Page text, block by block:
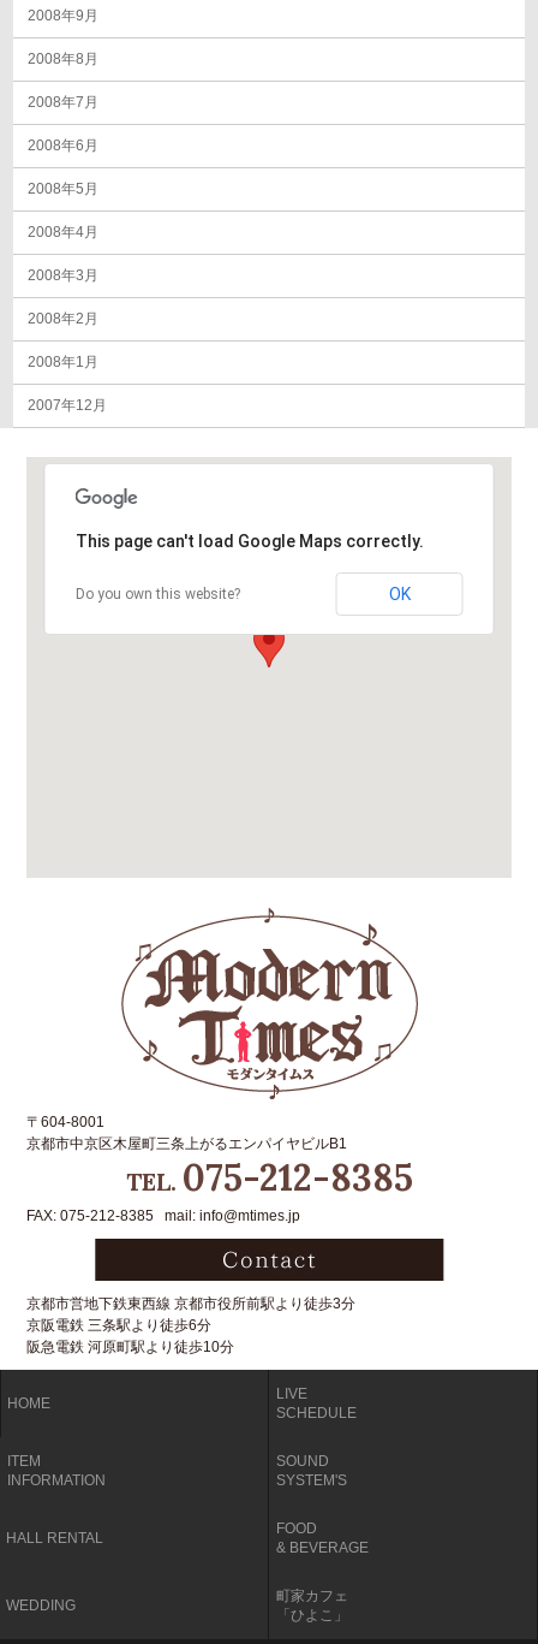
2008年9月
2008年8月
2008年7月
2008年6月
2008年5月
2008年4月
2008年3月
2008年2月
2008年1月
2007年12月
This page can't load Google Maps correctly.
Do you own this website? OK
〒604-8001
京都市中京区木屋町三条上がるエンパイヤビルB1
TEL. 075-212-8385
FAX: 075-212-8385 mail: info@mtimes.jp
京都市営地下鉄東西線 京都市役所前駅より徒歩3分
京阪電鉄 三条駅より徒歩6分
阪急電鉄 河原町駅より徒歩10分
HOME
LIVE
SCHEDULE
ITEM
INFORMATION
SOUND
SYSTEM'S
HALL RENTAL
FOOD
& BEVERAGE
WEDDING
町家カフェ
「ひよこ」